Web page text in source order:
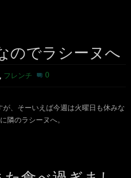
のでラシーヌへ
, フレンチ 0
、そーいえば今週は火曜日も休みな
隣のラシーヌへ。